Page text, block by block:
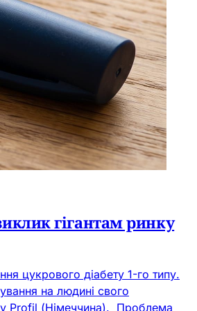
гігантам ринку
цукрового діабету 1-го типу.
на людині свого
Profil (Німеччина). Проблема